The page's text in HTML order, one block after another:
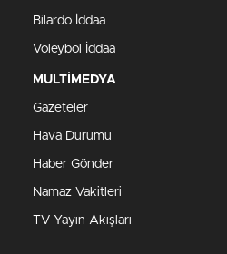
Bilardo İddaa
Voleybol İddaa
MULTİMEDYA
Gazeteler
Hava Durumu
Haber Gönder
Namaz Vakitleri
TV Yayın Akışları